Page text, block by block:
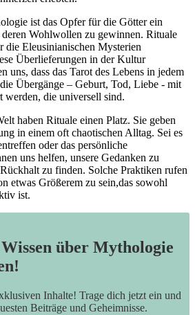
ist das Opfer für die Götter ein
Wohlwollen zu gewinnen. Rituale
die‍ Eleusinianischen Mysterien
Überlieferungen in ⁣der Kultur
uns,‌ dass das Tarot des Lebens ⁤in jedem
Übergänge – Geburt, Tod, Liebe ⁤- mit
werden, die universell sind.
haben Rituale einen Platz. Sie geben
⁣in einem ⁤oft chaotischen Alltag. Sei es
oder das persönliche
uns helfen, unsere Gedanken zu
zu finden. ⁤Solche Praktiken rufen
​etwas Größerem zu⁢ sein,das sowohl
ist.
über Mythologie
Inhalte! Trage dich jetzt ein und
Beiträge und Geheimnisse.